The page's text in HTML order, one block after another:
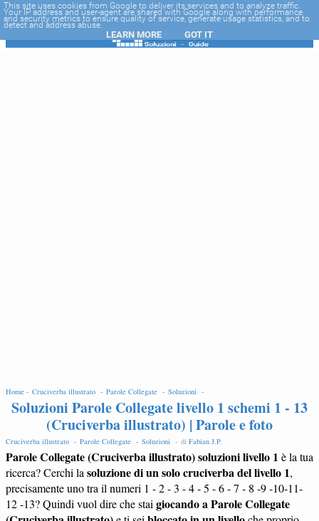
-->
Home - Cruciverba illustrato - Parole Collegate - Soluzioni -
Soluzioni Parole Collegate livello 1 schemi 1 - 13
(Cruciverba illustrato) | Parole e foto
Cruciverba illustrato - Parole Collegate - Soluzioni - di Fabian J.P.
Parole Collegate (Cruciverba illustrato) soluzioni livello 1 è la tua
ricerca? Cerchi la soluzione di un solo cruciverba del livello 1,
precisamente uno tra il numeri 1 - 2 - 3 - 4 - 5 - 6 - 7 - 8 -9 -10-11-
12 -13? Quindi vuol dire che stai giocando a Parole Collegate
This site uses cookies from Google to deliver its services and to analyze traffic.
Your IP address and user-agent are shared with Google along with performance
and security metrics to ensure quality of service, generate usage statistics, and to
detect and address abuse.
LEARN MORE GOT IT